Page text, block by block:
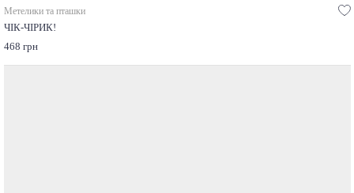
Метелики та пташки
ЧІК-ЧІРИК!
468 грн